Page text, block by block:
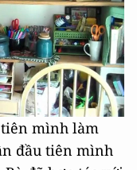
tiên mình làm
đầu tiên mình